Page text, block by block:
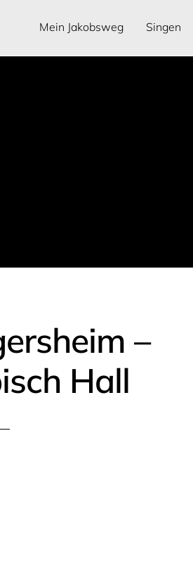
Mein Jakobsweg Singen
–
Hall